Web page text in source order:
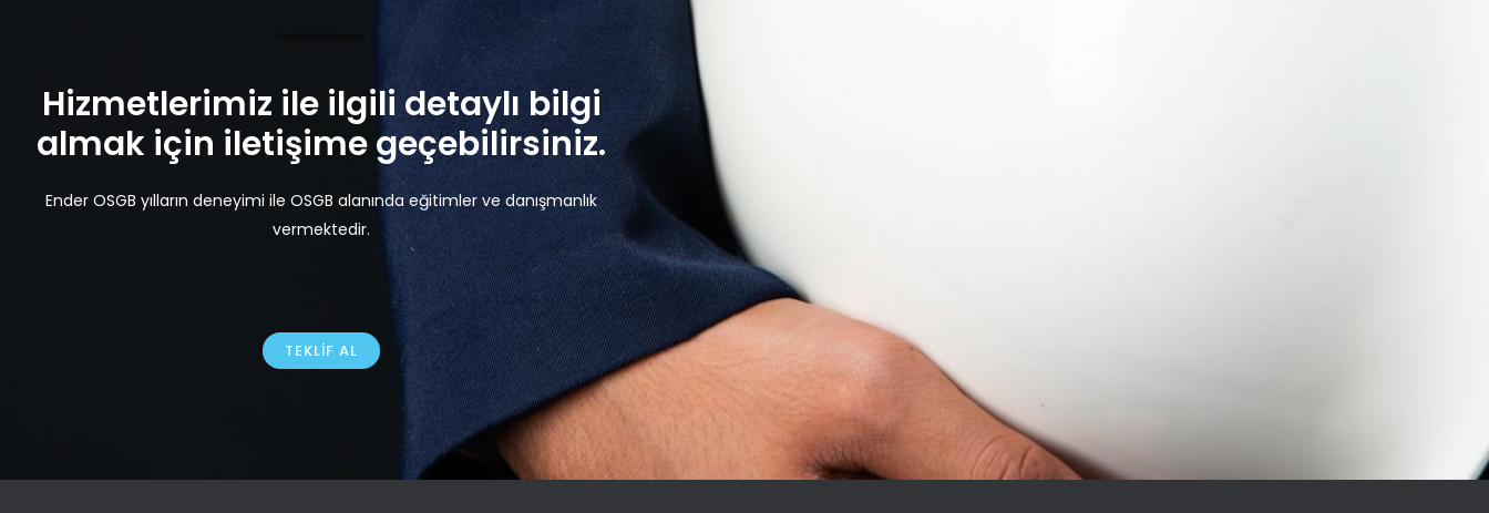
Hizmetlerimiz ile ilgili detaylı bilgi
almak için iletişime geçebilirsiniz.
Ender OSGB yılların deneyimi ile OSGB alanında eğitimler ve danışmanlık
vermektedir.
TEKLIF AL